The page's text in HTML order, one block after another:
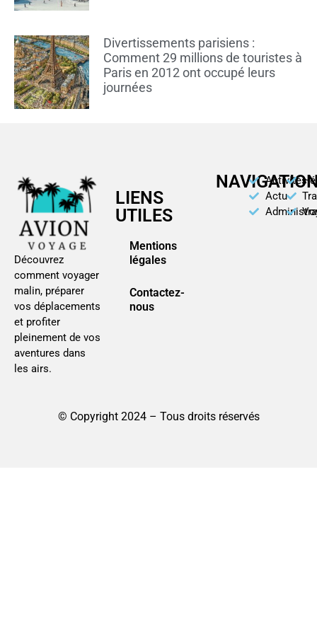
Divertissements parisiens :
Comment 29 millions de touristes à
Paris en 2012 ont occupé leurs
journées
Découvrez
comment voyager
malin, préparer
vos déplacements
et profiter
pleinement de vos
aventures dans
les airs.
LIENS
UTILES
Mentions
légales
Contactez-
nous
Activités
Actu
© Copyright 2024 – Tous droits réservés